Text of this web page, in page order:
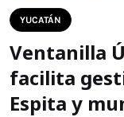
YUCATÁN
Ventanilla
facilita
Espita y